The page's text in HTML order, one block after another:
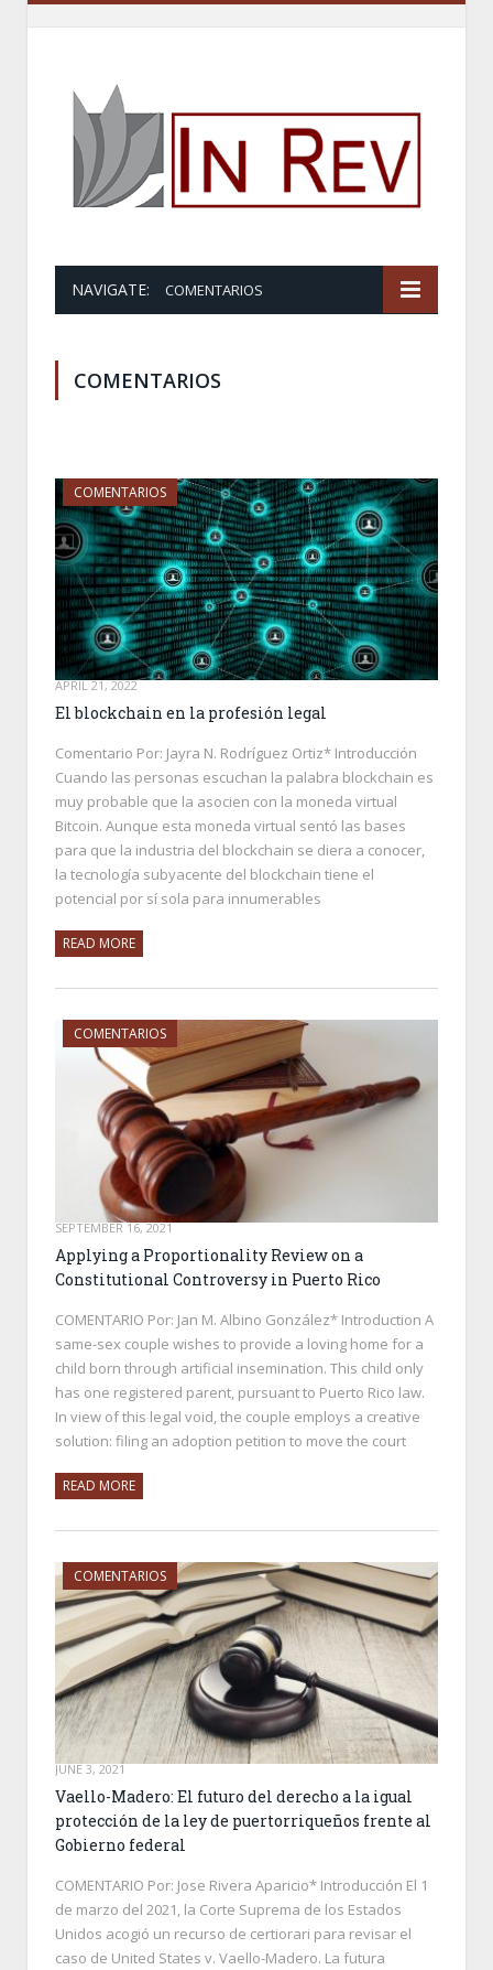
NAVIGATE: COMENTARIOS
COMENTARIOS
COMENTARIOS
APRIL 21, 2022
El blockchain en la profesión legal
Comentario Por: Jayra N. Rodríguez Ortiz* Introducción
Cuando las personas escuchan la palabra blockchain es
muy probable que la asocien con la moneda virtual
Bitcoin. Aunque esta moneda virtual sentó las bases
para que la industria del blockchain se diera a conocer,
la tecnología subyacente del blockchain tiene el
potencial por sí sola para innumerables
READ MORE
COMENTARIOS
SEPTEMBER 16, 2021
Applying a Proportionality Review on a
Constitutional Controversy in Puerto Rico
COMENTARIO Por: Jan M. Albino González* Introduction A
same-sex couple wishes to provide a loving home for a
child born through artificial insemination. This child only
has one registered parent, pursuant to Puerto Rico law.
In view of this legal void, the couple employs a creative
solution: filing an adoption petition to move the court
READ MORE
COMENTARIOS
JUNE 3, 2021
Vaello-Madero: El futuro del derecho a la igual
protección de la ley de puertorriqueños frente al
Gobierno federal
COMENTARIO Por: Jose Rivera Aparicio* Introducción El 1
de marzo del 2021, la Corte Suprema de los Estados
Unidos acogió un recurso de certiorari para revisar el
caso de United States v. Vaello-Madero. La futura